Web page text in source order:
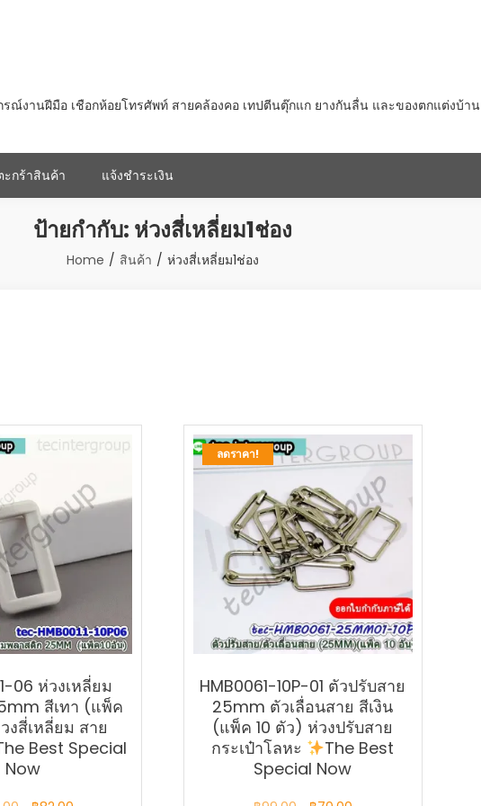
งานฝีมือ เชือกห้อยโทรศัพท์ สายคล้องคอ เทปตีนตุ๊กแก ยางกันลื่น และของตกแต่งบ้าน
ะกร้าสินค้า แจ้งชำระเงิน
ป้ายกำกับ: ห่วงสี่เหลี่ยม1ช่อง
Home สินค้า ห่วงสี่เหลี่ยม1ช่อง
06 ห่วงเหลี่ยม
สีเทา (แพ็ค
งสี่เหลี่ยม สาย
Best Special
Now
ลดราคา!
HMB0061-10P-01 ตัวปรับสาย
25mm ตัวเลื่อนสาย สีเงิน
(แพ็ค 10 ตัว) ห่วงปรับสาย
กระเป๋าโลหะ
The Best
Special Now